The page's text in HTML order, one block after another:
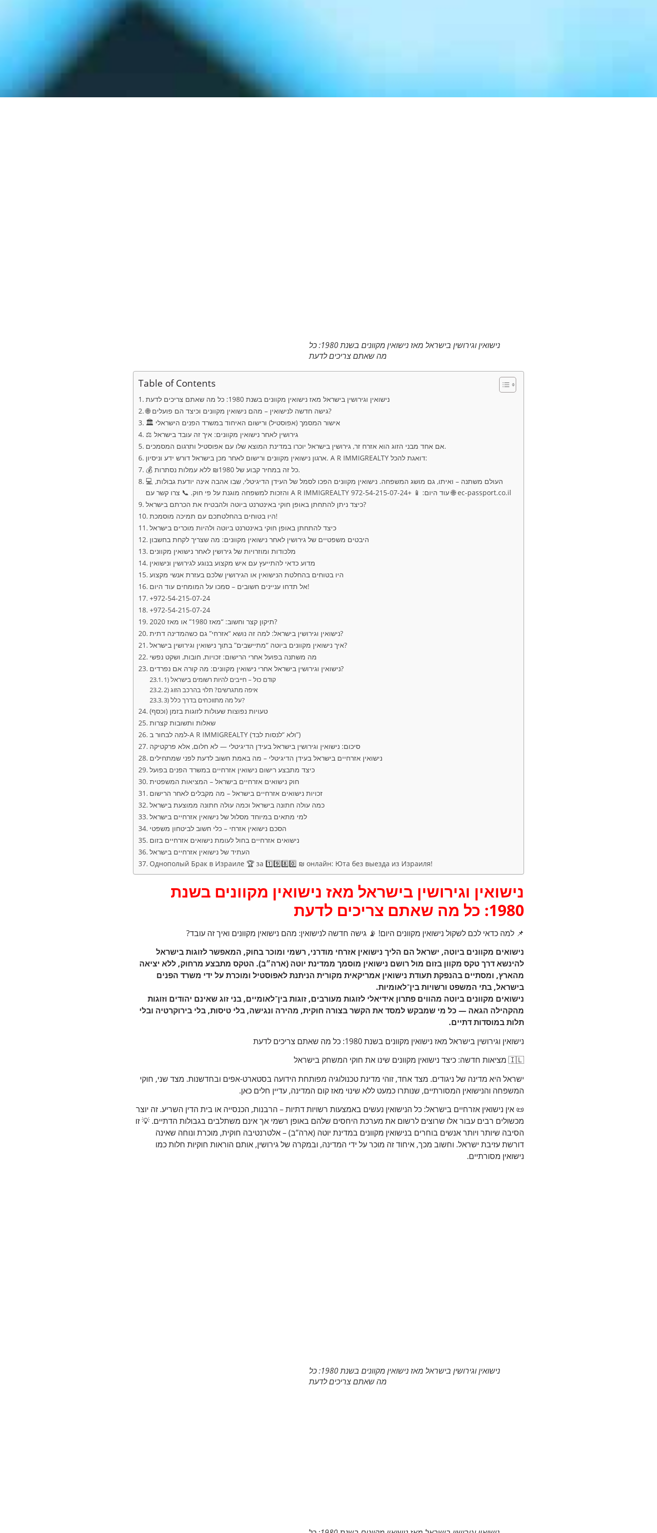
נישואין וגירושין בישראל מאז נישואין מקוונים בשנת 1980: כל
מה שאתם צריכים לדעת
Table of Contents
נישואין וגירושין בישראל מאז נישואין מקוונים בשנת 1980: כל מה שאתם צריכים לדעת
🌐 גישה חדשה לנישואין – מהם נישואין מקוונים וכיצד הם פועלים?
🏛 אישור המסמך (אפוסטיל) ורישום האיחוד במשרד הפנים הישראלי
⚖ גירושין לאחר נישואין מקוונים: איך זה עובד בישראל
אם אחד מבני הזוג הוא אזרח זר, גירושין בישראל יוכרו במדינת המוצא שלו עם אפוסטיל ותרגום המסמכים.
ארגון נישואין מקוונים ורישום לאחר מכן בישראל דורש ידע וניסיון. A R IMMIGREALTY דואגת להכל:
💰 כל זה במחיר קבוע של ₪1980 ללא עמלות נסתרות.
💻 העולם משתנה – ואיתו, גם מושג המשפחה. נישואין מקוונים הפכו לסמל של העידן הדיגיטלי, שבו אהבה אינה יודעת גבולות,
והזכות למשפחה מוגנת על פי חוק. 📞 צרו קשר עם A R IMMIGREALTY עוד היום: 📱 +972-54-215-07-24 🌐 ec-passport.co.il
כיצד ניתן להתחתן באופן חוקי באינטרנט ביוטה ולהבטיח את הכרתם בישראל?
היו בטוחים בהחלטתכם עם תמיכה מוסמכת!
כיצד להתחתן באופן חוקי באינטרנט ביוטה ולהיות מוכרים בישראל
היבטים משפטיים של גירושין לאחר נישואין מקוונים: מה שצריך לקחת בחשבון
מלכודות ומוזרויות של גירושין לאחר נישואין מקוונים
מדוע כדאי להתייעץ עם איש מקצוע בנוגע לגירושין ונישואין
היו בטוחים בהחלטת הנישואין או הגירושין שלכם בעזרת אנשי מקצוע
אל תדחו עניינים חשובים – סמכו על המומחים עוד היום!
+972-54-215-07-24
+972-54-215-07-24
תיקון קצר וחשוב: “מאז 1980” או מאז 2020?
נישואין וגירושין בישראל: למה זה נושא “אזרחי” גם כשהמדינה דתית?
איך נישואין מקוונים ביוטה “מתיישבים” בתוך נישואין וגירושין בישראל?
מה משתנה בפועל אחרי הרישום: זכויות, חובות, ושקט נפשי
נישואין וגירושין בישראל אחרי נישואין מקוונים: מה קורה אם נפרדים?
1) קודם כול – חייבים להיות רשומים בישראל
2) איפה מתגרשים? תלוי בהרכב הזוג
3) על מה מתווכחים בדרך כלל?
טעויות נפוצות שעולות לזוגות בזמן (וכסף)
שאלות ותשובות קצרות
למה לבחור ב-A R IMMIGREALTY (ולא “לנסות לבד”)
סיכום: נישואין וגירושין בישראל בעידן הדיגיטלי — לא חלום, אלא פרקטיקה
נישואין אזרחיים בישראל בעידן הדיגיטלי – מה באמת חשוב לדעת לפני שמתחילים
כיצד מתבצע רישום נישואין אזרחיים במשרד הפנים בפועל
חוק נישואים אזרחיים בישראל – המציאות המשפטית
זכויות נישואים אזרחיים בישראל – מה מקבלים לאחר הרישום
כמה עולה חתונה בישראל וכמה עולה חתונה ממוצעת בישראל
למי מתאים במיוחד מסלול של נישואין אזרחיים בישראל
הסכם נישואין אזרחי – כלי חשוב לביטחון משפטי
נישואים אזרחיים בחול לעומת נישואים אזרחיים בזום
העתיד של נישואין אזרחיים בישראל
Однополый Брак в Израиле 🏆 за 1️⃣9️⃣8️⃣0️⃣ ₪ онлайн: Юта без выезда из Израиля!
נישואין וגירושין בישראל מאז נישואין מקוונים בשנת
1980: כל מה שאתם צריכים לדעת
📌 למה כדאי לכם לשקול נישואין מקוונים היום! 📡 גישה חדשה לנישואין: מהם נישואין מקוונים ואיך זה עובד?
נישואים מקוונים ביוטה, ישראל הם הליך נישואין אזרחי מודרני, רשמי ומוכר בחוק, המאפשר לזוגות בישראל
להינשא דרך טקס מקוון בזום מול רושם נישואין מוסמך ממדינת יוטה (ארה״ב). הטקס מתבצע מרחוק, ללא יציאה
מהארץ, ומסתיים בהנפקת תעודת נישואין אמריקאית מקורית הניתנת לאפוסטיל ומוכרת על ידי משרד הפנים
בישראל, בתי המשפט ורשויות בין־לאומיות.
נישואים מקוונים ביוטה מהווים פתרון אידיאלי לזוגות מעורבים, זוגות בין־לאומיים, בני זוג שאינם יהודים וזוגות
מהקהילה הגאה — כל מי שמבקש למסד את הקשר בצורה חוקית, מהירה ונגישה, בלי טיסות, בלי בירוקרטיה ובלי
תלות במוסדות דתיים.
נישואין וגירושין בישראל מאז נישואין מקוונים בשנת 1980: כל מה שאתם צריכים לדעת
🇮🇱 מציאות חדשה: כיצד נישואין מקוונים שינו את חוקי המשחק בישראל
ישראל היא מדינה של ניגודים. מצד אחד, זוהי מדינת טכנולוגיה מפותחת הידועה בסטארט-אפים ובחדשנות. מצד שני, חוקי
המשפחה והנישואין המסורתיים, שנותרו כמעט ללא שינוי מאז קום המדינה, עדיין חלים כאן.
📜 אין נישואין אזרחיים בישראל: כל הנישואין נעשים באמצעות רשויות דתיות – הרבנות, הכנסייה או בית הדין השריע. זה יוצר
מכשולים רבים עבור אלו שרוצים לרשום את מערכת היחסים שלהם באופן רשמי אך אינם משתלבים בגבולות הדתיים. 💡 זו
הסיבה שיותר ויותר אנשים בוחרים בנישואין מקוונים במדינת יוטה (ארה”ב) – אלטרנטיבה חוקית, מוכרת ונוחה שאינה
דורשת עזיבת ישראל. וחשוב מכך, איחוד זה מוכר על ידי המדינה, ובמקרה של גירושין, אותם הוראות חוקיות חלות כמו
נישואין מסורתיים.
נישואין וגירושין בישראל מאז נישואין מקוונים בשנת 1980: כל
מה שאתם צריכים לדעת